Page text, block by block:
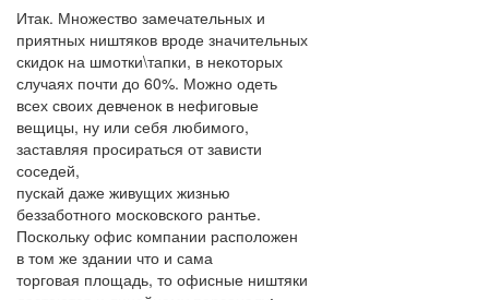
Итак. Множество замечательных и
приятных ништяков вроде значительных
скидок на шмотки\тапки, в некоторых
случаях почти до 60%. Можно одеть
всех своих девченок в нефиговые
вещицы, ну или себя любимого,
заставляя просираться от зависти
соседей,
пускай даже живущих жизнью
беззаботного московского рантье.
Поскольку офис компании расположен
в том же здании что и сама
торговая площадь, то офисные ништяки